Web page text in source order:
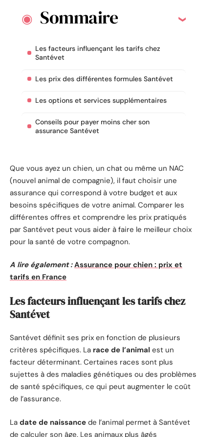
Sommaire
Les facteurs influençant les tarifs chez
Santévet
Les prix des différentes formules Santévet
Les options et services supplémentaires
Conseils pour payer moins cher son
assurance Santévet
Que vous ayez un chien, un chat ou même un NAC
(nouvel animal de compagnie), il faut choisir une
assurance qui correspond à votre budget et aux
besoins spécifiques de votre animal. Comparer les
différentes offres et comprendre les prix pratiqués
par Santévet peut vous aider à faire le meilleur choix
pour la santé de votre compagnon.
A lire également : Assurance pour chien : prix et
tarifs en France
Les facteurs influençant les tarifs chez
Santévet
Santévet définit ses prix en fonction de plusieurs
critères spécifiques. La race de l’animal est un
facteur déterminant. Certaines races sont plus
sujettes à des maladies génétiques ou des problèmes
de santé spécifiques, ce qui peut augmenter le coût
de l’assurance.
La date de naissance de l’animal permet à Santévet
de calculer son âge. Les animaux plus âgés